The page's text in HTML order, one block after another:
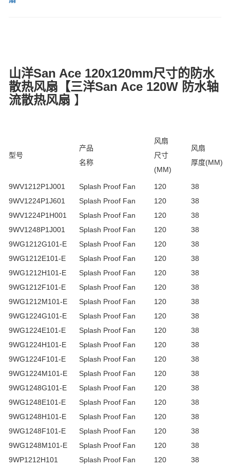
山洋San Ace 120x120mm尺寸的防水
散热风扇【三洋San Ace 120W 防水轴
流散热风扇 】
型号
产品
名称
风扇
尺寸
(MM)
风扇
厚度(MM)
9WV1212P1J001 Splash Proof Fan 120 38
9WV1224P1J601
Splash Proof Fan 120 38
9WV1224P1H001
Splash Proof Fan 120 38
9WV1248P1J001
Splash Proof Fan 120 38
9WG1212G101-E
Splash Proof Fan 120 38
9WG1212E101-E
Splash Proof Fan 120 38
9WG1212H101-E
Splash Proof Fan 120 38
9WG1212F101-E
Splash Proof Fan 120 38
9WG1212M101-E
Splash Proof Fan 120 38
9WG1224G101-E
Splash Proof Fan 120 38
9WG1224E101-E
Splash Proof Fan 120 38
9WG1224H101-E
Splash Proof Fan 120 38
9WG1224F101-E
Splash Proof Fan 120 38
9WG1224M101-E
Splash Proof Fan 120 38
9WG1248G101-E
Splash Proof Fan 120 38
9WG1248E101-E
Splash Proof Fan 120 38
9WG1248H101-E
Splash Proof Fan 120 38
9WG1248F101-E
Splash Proof Fan 120 38
9WG1248M101-E
Splash Proof Fan 120 38
9WP1212H101
Splash Proof Fan 120 38